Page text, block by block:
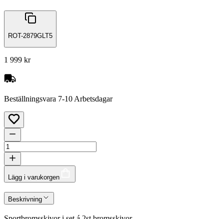
ROT-2879GLT5
1 999 kr
Beställningsvara 7-10 Arbetsdagar
Lägg i varukorgen
Beskrivning